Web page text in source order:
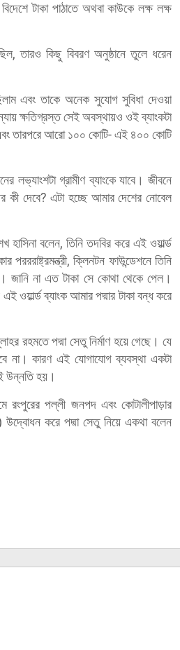
টাকা পাঠাতে অথবা কাউকে লক্ষ লক্ষ
তারও কিছু বিবরণ অনুষ্ঠানে তুলে ধরেন
এবং তাকে অনেক সুযোগ সুবিধা দেওয়া
ক্ষতিগ্রস্ত সেই অবস্থায়ও ওই ব্যাংকটা
তারপরে আরো ১০০ কোটি- এই ৪০০ কোটি
লভ্যাংশটা গ্রামীণ ব্যাংকে যাবে। জীবনে
কী দেবে? এটা হচ্ছে আমার দেশের নোবেল
হাসিনা বলেন, তিনি তদবির করে এই ওয়ার্ল্ড
পরররাষ্ট্রমন্ত্রী, ক্লিনটন ফাউন্ডেশনে তিনি
জানি না এত টাকা সে কোথা থেকে পেল।
ওয়ার্ল্ড ব্যাংক আমার পদ্মার টাকা বন্ধ করে
রহমতে পদ্মা সেতু নির্মাণ হয়ে গেছে। যে
না। কারণ এই যোগাযোগ ব্যবস্থা একটা
উন্নতি হয়।
রংপুরের পল্লী জনপদ এবং কোটালীপাড়ার
উদ্বোধন করে পদ্মা সেতু নিয়ে একথা বলেন